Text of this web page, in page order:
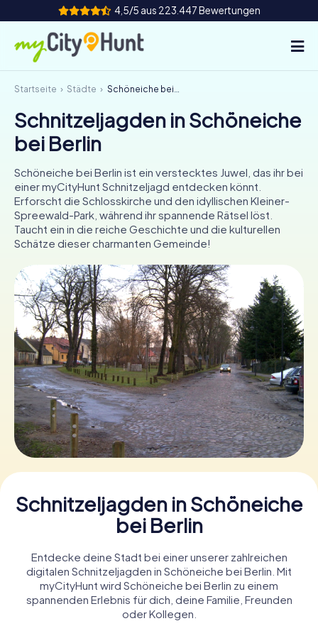
4,5/5 aus 223.447 Bewertungen
So funktioniert's
Städte
Teamevent
Tickets
ES
FR UK
IT
NL
Tickets buchen
Gutscheine bestellen
Startseite Städte Schöneiche bei Berlin
Schnitzeljagden in Schöneiche
bei Berlin
Schöneiche bei Berlin ist ein verstecktes Juwel, das ihr bei
einer myCityHunt Schnitzeljagd entdecken könnt.
Erforscht die Schlosskirche und den idyllischen Kleiner-
Spreewald-Park, während ihr spannende Rätsel löst.
Taucht ein in die reiche Geschichte und die kulturellen
Schätze dieser charmanten Gemeinde!
Schnitzeljagden in Schöneiche
bei Berlin
Entdecke deine Stadt bei einer unserer zahlreichen
digitalen Schnitzeljagden in Schöneiche bei Berlin. Mit
myCityHunt wird Schöneiche bei Berlin zu einem
spannenden Erlebnis für dich, deine Familie, Freunden
oder Kollegen.